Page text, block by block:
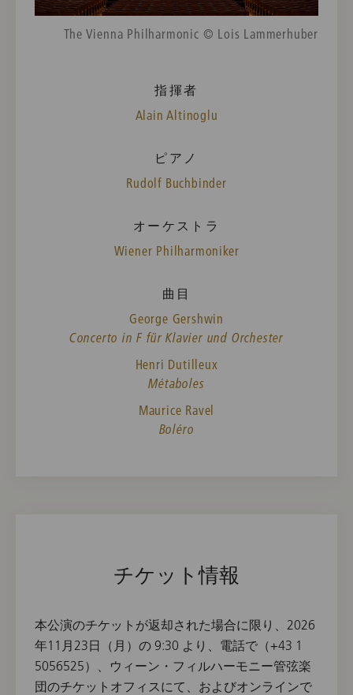
The Vienna Philharmonic © Lois Lammerhuber
指揮者
Alain Altinoglu
ピアノ
Rudolf Buchbinder
オーケストラ
Wiener Philharmoniker
曲目
George Gershwin
Concerto in F für Klavier und Orchester
Henri Dutilleux
Métaboles
Maurice Ravel
Boléro
チケット情報
本公演のチケットが返却された場合に限り、2026
年11月23日（月）の 9:30 より、電話で（+43 1
5056525）、ウィーン・フィルハーモニー管弦楽
団のチケットオフィスにて、およびオンラインで